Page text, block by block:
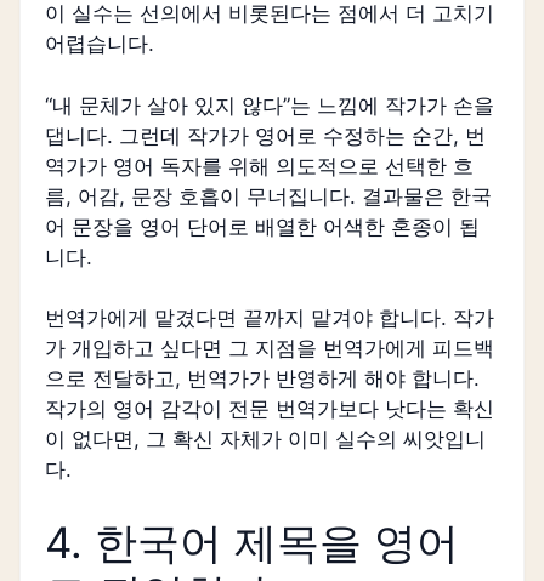
이 실수는 선의에서 비롯된다는 점에서 더 고치기
어렵습니다.
“내 문체가 살아 있지 않다”는 느낌에 작가가 손을
댑니다. 그런데 작가가 영어로 수정하는 순간, 번
역가가 영어 독자를 위해 의도적으로 선택한 흐
름, 어감, 문장 호흡이 무너집니다. 결과물은 한국
어 문장을 영어 단어로 배열한 어색한 혼종이 됩
니다.
번역가에게 맡겼다면 끝까지 맡겨야 합니다. 작가
가 개입하고 싶다면 그 지점을 번역가에게 피드백
으로 전달하고, 번역가가 반영하게 해야 합니다.
작가의 영어 감각이 전문 번역가보다 낫다는 확신
이 없다면, 그 확신 자체가 이미 실수의 씨앗입니
다.
4. 한국어 제목을 영어